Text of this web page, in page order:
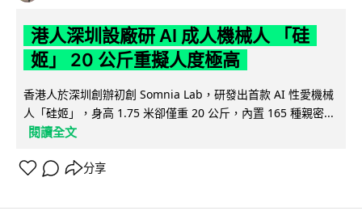
港人深圳設廠研 AI 成人機械人 「硅
姬」 20 公斤重擬人度極高
香港人於深圳創辦初創 Somnia Lab，研發出首款 AI 性愛機械
人「硅姬」，身高 1.75 米卻僅重 20 公斤，內置 165 種親密...
閱讀全文
分享